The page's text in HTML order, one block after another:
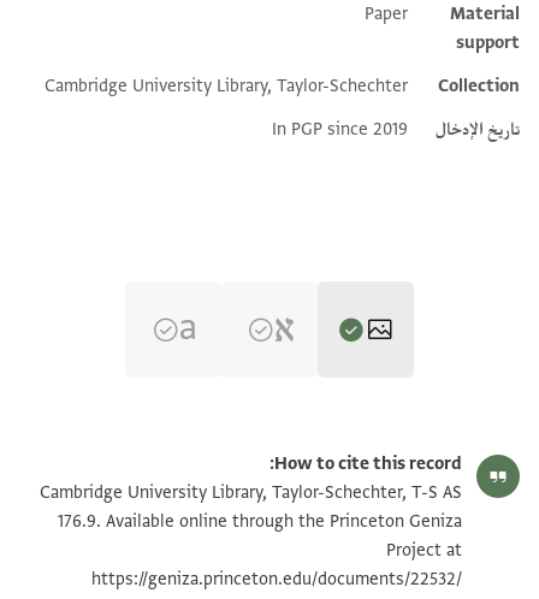
Material
support
Paper
Collection
Cambridge University Library, Taylor-Schechter
تاريخ الإدخال
In PGP since 2019
T-S AS 176.9 1r تكبير و تدوير
بيان أذونات الصورة
How to cite this record:
Cambridge University Library, Taylor-Schechter, T-S AS
176.9. Available online through the Princeton Geniza
Project at
https://geniza.princeton.edu/documents/22532/